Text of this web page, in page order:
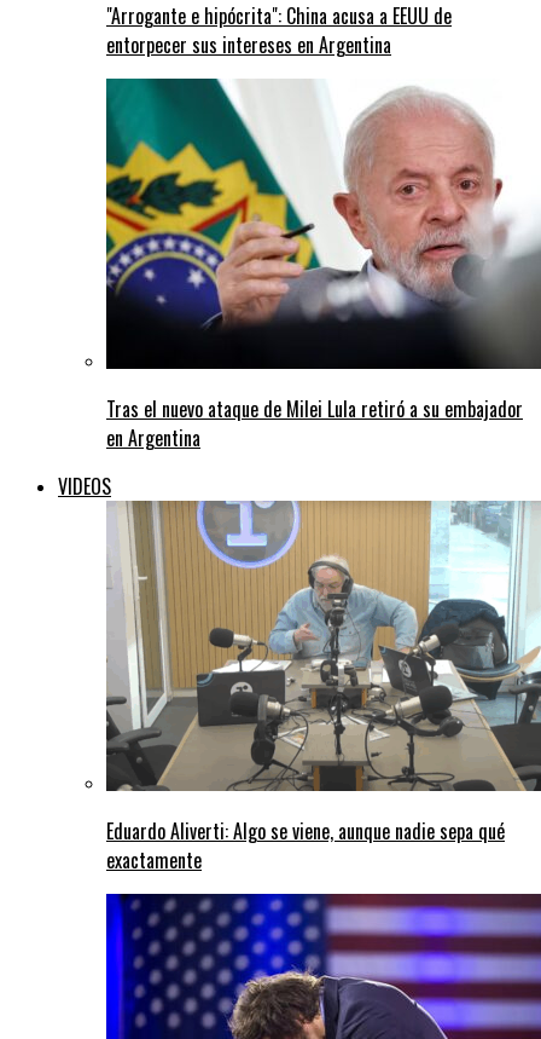
"Arrogante e hipócrita": China acusa a EEUU de
entorpecer sus intereses en Argentina
Tras el nuevo ataque de Milei Lula retiró a su embajador
en Argentina
VIDEOS
Eduardo Aliverti: Algo se viene, aunque nadie sepa qué
exactamente